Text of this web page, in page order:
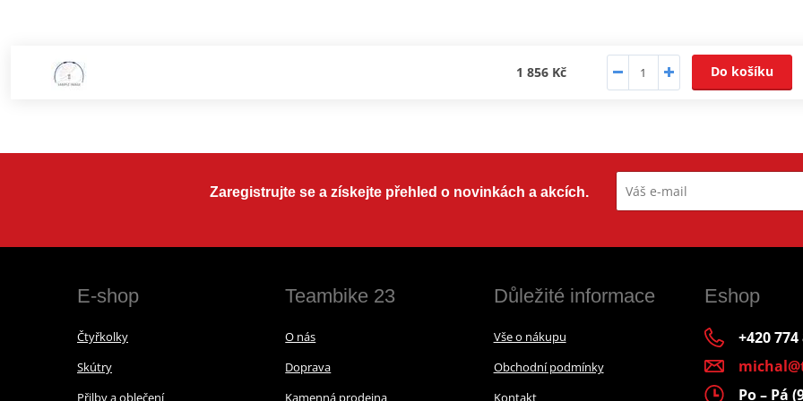
1 856 Kč Do košíku
Zaregistrujte se a získejte přehled o novinkách a akcích.
E-shop
Čtyřkolky
Skútry
Přilby a oblečení
Teambike 23
O nás
Doprava
Kamenná prodejna
Důležité informace
Vše o nákupu
Obchodní podmínky
Kontakt
Eshop
+420 774
Po – Pá